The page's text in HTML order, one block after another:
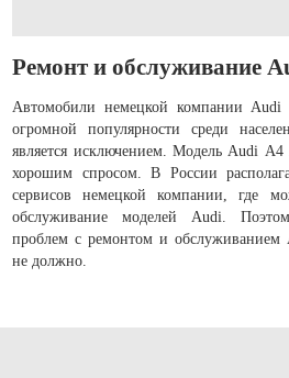
Ремонт и обслуживание
Автомобили немецкой компании Audi
огромной популярности среди
является исключением. Модель Audi А4
хорошим спросом. В России
сервисов немецкой компании, где
обслуживание моделей Audi.
проблем с ремонтом и
не должно.